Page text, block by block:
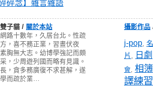
碎念】雜言雜語
子貓 / 關於本站
路十數年，久居台北。性疏
，喜不務正業，習晝伏夜
胸無大志。幼博學強記而頗
，少周遊列國而略有見識。
，貪多務廣復不求甚解，遂
而疏於業…
攝影作品
j-pop,
片 , 日劇
會, 相簿
譯練習